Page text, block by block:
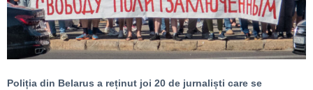
Poliția din Belarus a reținut joi 20 de jurnaliști care se